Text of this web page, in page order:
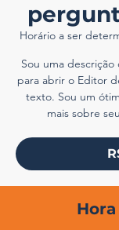
Horário a ser
Sou uma
para abrir o Editor
texto. Sou um
mais sobre